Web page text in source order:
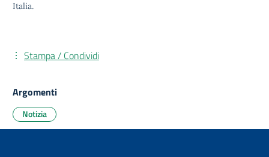
Italia.
Stampa / Condividi
Argomenti
Notizia